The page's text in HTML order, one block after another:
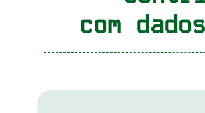
com dados